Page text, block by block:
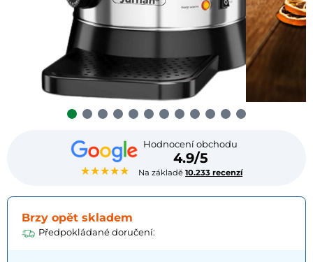
★★★★★
Hodnocení obchodu
4.9/5
Na základě10.233 recenzí
Brzy opět skladem
Předpokládané doručení: